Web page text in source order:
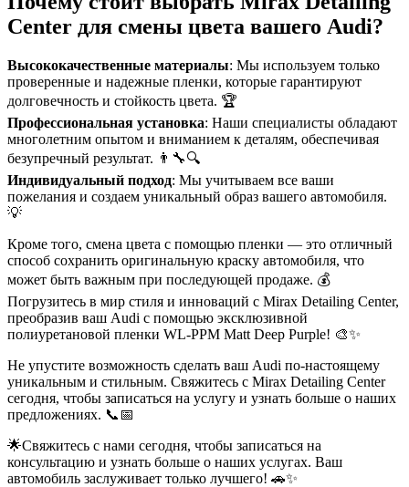
Center для смены цвета вашего Audi?
Высококачественные материалы: Мы используем только
проверенные и надежные пленки, которые гарантируют
долговечность и стойкость цвета. 🏆
Профессиональная установка: Наши специалисты обладают
многолетним опытом и вниманием к деталям, обеспечивая
безупречный результат. 👨‍🔧🔍
Индивидуальный подход: Мы учитываем все ваши
пожелания и создаем уникальный образ вашего автомобиля.
💡
Кроме того, смена цвета с помощью пленки — это отличный
способ сохранить оригинальную краску автомобиля, что
может быть важным при последующей продаже. 💰
Погрузитесь в мир стиля и инноваций с Mirax Detailing Center,
преобразив ваш Audi с помощью эксклюзивной
полиуретановой пленки WL-PPM Matt Deep Purple! 🎨✨
Не упустите возможность сделать ваш Audi по-настоящему
уникальным и стильным. Свяжитесь с Mirax Detailing Center
сегодня, чтобы записаться на услугу и узнать больше о наших
предложениях. 📞📅
🌟Свяжитесь с нами сегодня, чтобы записаться на
консультацию и узнать больше о наших услугах. Ваш
автомобиль заслуживает только лучшего! 🚗✨